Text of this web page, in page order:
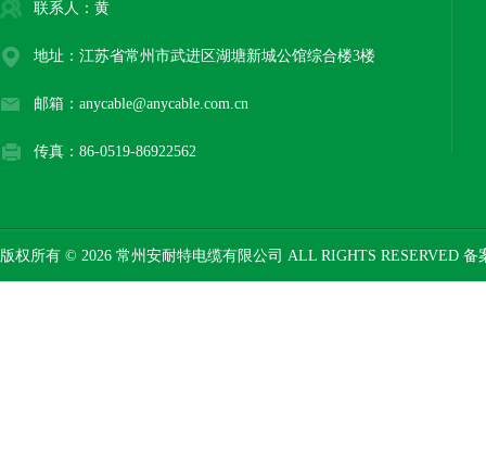
联系人：黄
地址：江苏省常州市武进区湖塘新城公馆综合楼3楼
邮箱：anycable@anycable.com.cn
传真：86-0519-86922562
版权所有 © 2026 常州安耐特电缆有限公司 ALL RIGHTS RESERVED 备